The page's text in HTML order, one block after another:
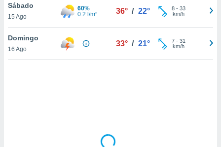
el sitio
ni para
o
Sábado
15 Ago
60%
0.2 l/m²
36° / 22° 8- 33
km/h
Domingo
16 Ago
33° / 21° 7- 31
km/h